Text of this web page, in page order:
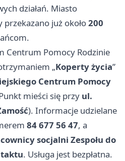
działań. Miasto
już około200
Centrum Pomocy Rodzinie
„Koperty życia”
Centrum Pomocy
mieści się przy ul.
). Informacje udzielane
84 677 56 47, a
socjalni Zespołu do
. Usługa jest bezpłatna.